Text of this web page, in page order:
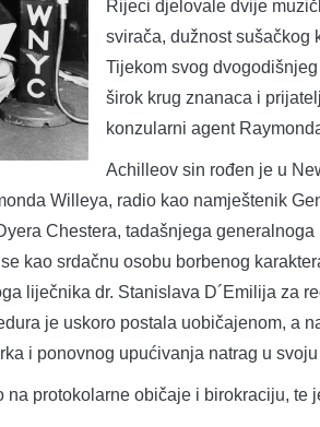
Rijeci djelovale dvije
svirača, dužnost sušačkog
Tijekom svog
širok krug znanaca i
konzularni agent
Achilleov sin rođen je u
Willeya, radio kao namještenik
Chestera, tadašnjega
kao srdačnu osobu borbenog
liječnika dr. Stanislava D´Emilija za
je uskoro postala uobičajenom, a
i ponovnog upućivanja natrag u
na protokolarne običaje i birokraciju, te